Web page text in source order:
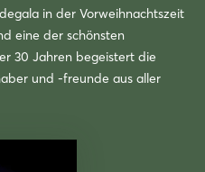
in der Vorweihnachtszeit
eine der schönsten
30 Jahren begeistert die
und -freunde aus aller